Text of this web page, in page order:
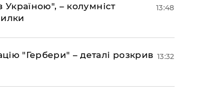
Україною", – колумніст
13:48
"Гербери" – деталі розкрив 13:32